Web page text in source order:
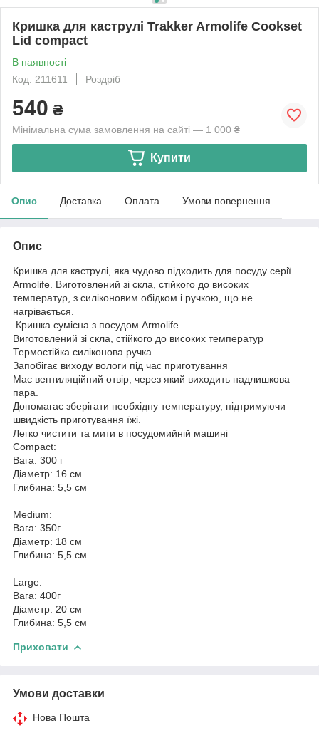
Кришка для каструлі Trakker Armolife Cookset
Lid compact
В наявності
Код: 211611
Роздріб
540 ₴
Мінімальна сума замовлення на сайті — 1 000 ₴
Купити
Опис Доставка Оплата Умови повернення
Опис
Кришка для каструлі, яка чудово підходить для посуду серії
Armolife. Виготовлений зі скла, стійкого до високих
температур, з силіконовим обідком і ручкою, що не
нагрівається.
Кришка сумісна з посудом Armolife
Виготовлений зі скла, стійкого до високих температур
Термостійка силіконова ручка
Запобігає виходу вологи під час приготування
Має вентиляційний отвір, через який виходить надлишкова
пара.
Допомагає зберігати необхідну температуру, підтримуючи
швидкість приготування їжі.
Легко чистити та мити в посудомийній машині
Compact:
Вага: 300 г
Діаметр: 16 см
Глибина: 5,5 см
Medium:
Вага: 350г
Діаметр: 18 см
Глибина: 5,5 см
Large:
Вага: 400г
Діаметр: 20 см
Глибина: 5,5 см
Приховати
Умови доставки
Нова Пошта